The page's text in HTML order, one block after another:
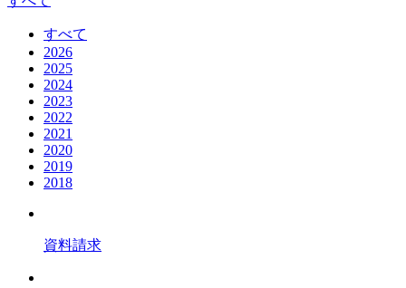
すべて
2026
2025
2024
2023
2022
2021
2020
2019
2018
資料請求